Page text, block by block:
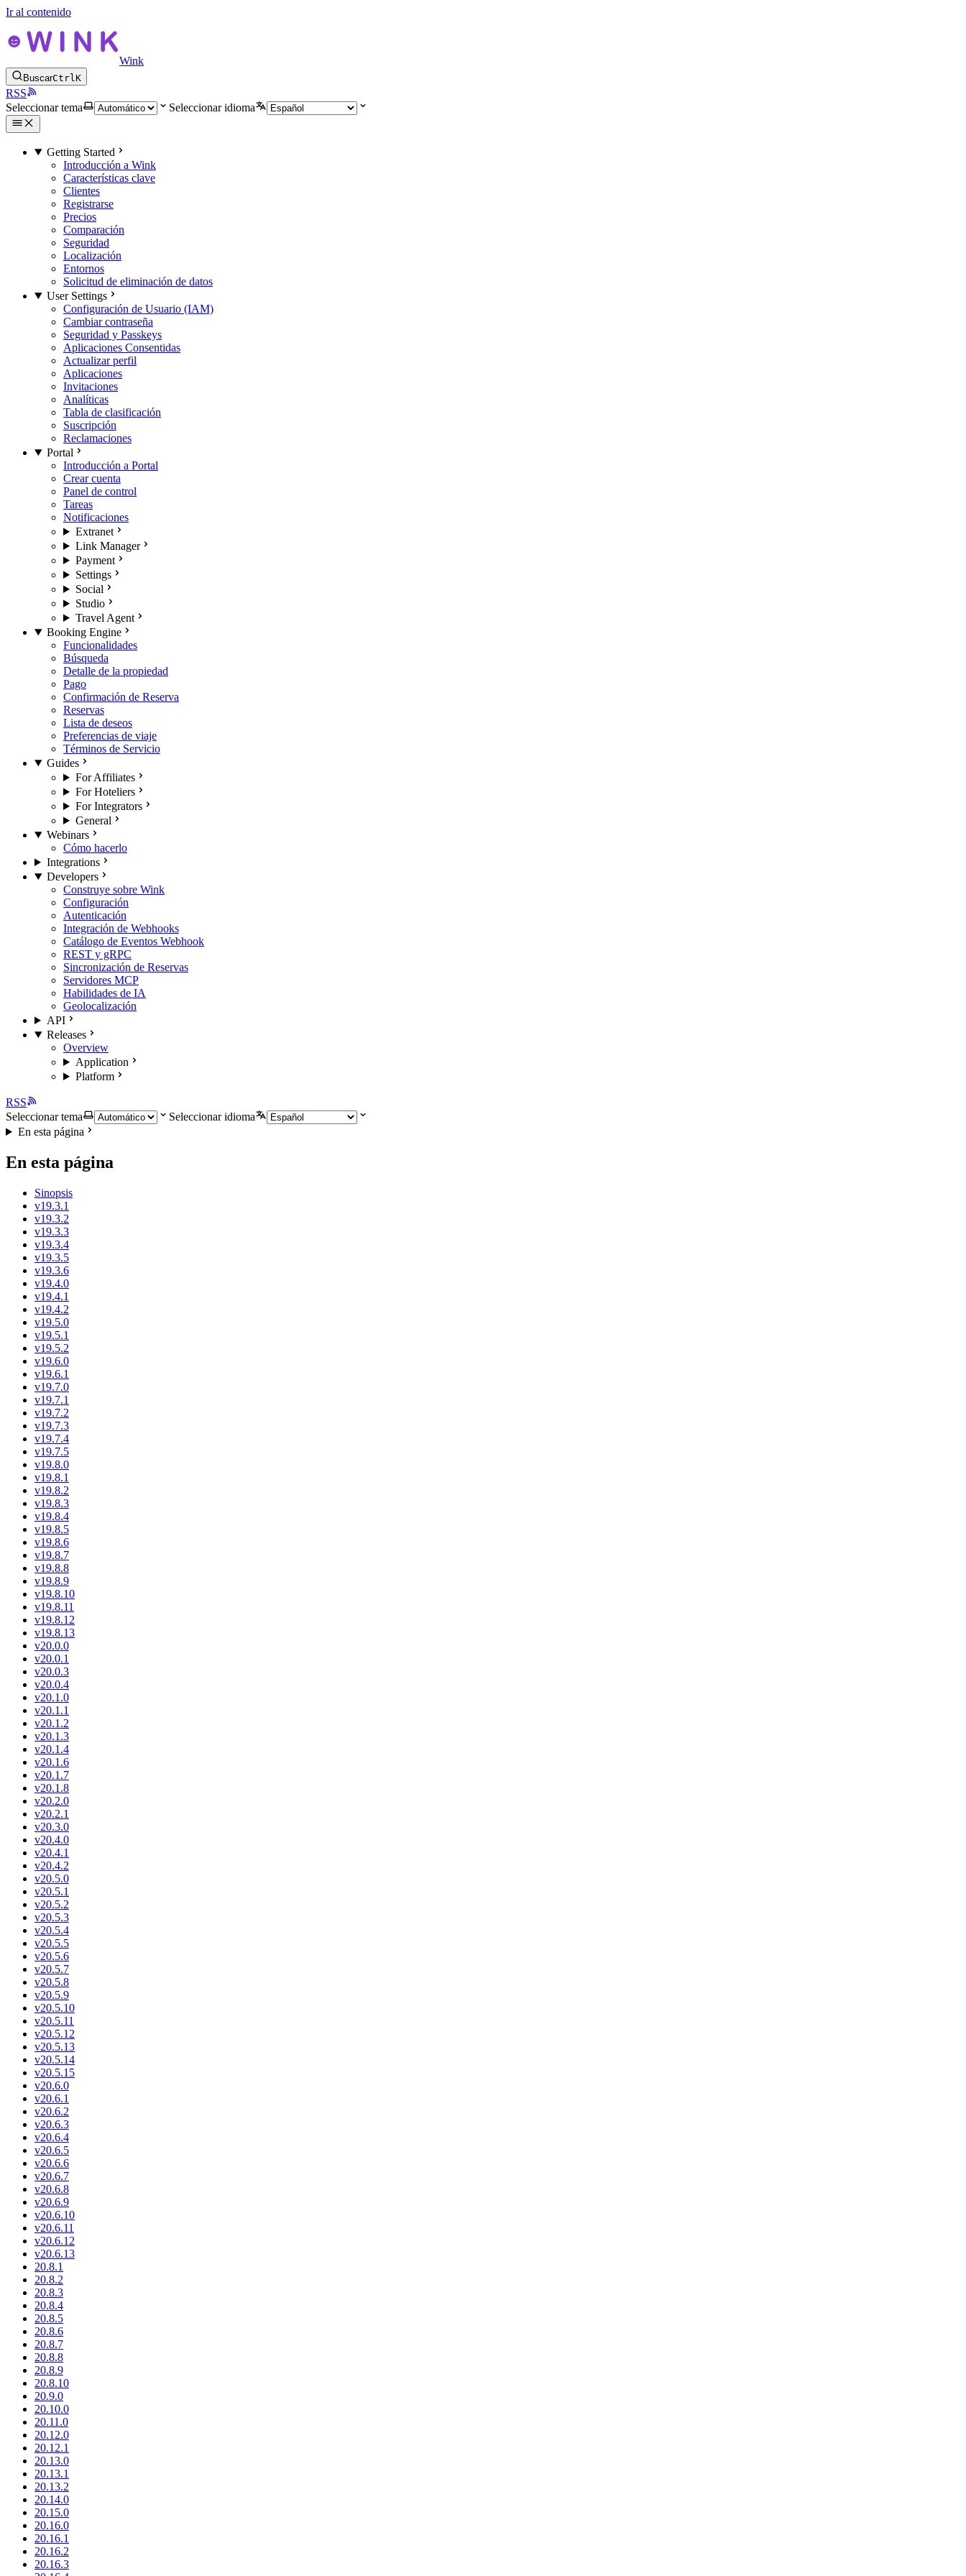
Ir al contenido
Wink
BuscarCtrlK
RSS
Seleccionar tema
Seleccionar idioma
Getting Started
Introducción a Wink
Características clave
Clientes
Registrarse
Precios
Comparación
Seguridad
Localización
Entornos
Solicitud de eliminación de datos
User Settings
Configuración de Usuario (IAM)
Cambiar contraseña
Seguridad y Passkeys
Aplicaciones Consentidas
Actualizar perfil
Aplicaciones
Invitaciones
Analíticas
Tabla de clasificación
Suscripción
Reclamaciones
Portal
Introducción a Portal
Crear cuenta
Panel de control
Tareas
Notificaciones
Extranet
Link Manager
Payment
Settings
Social
Studio
Travel Agent
Booking Engine
Funcionalidades
Búsqueda
Detalle de la propiedad
Pago
Confirmación de Reserva
Reservas
Lista de deseos
Preferencias de viaje
Términos de Servicio
Guides
For Affiliates
For Hoteliers
For Integrators
General
Webinars
Cómo hacerlo
Integrations
Developers
Construye sobre Wink
Configuración
Autenticación
Integración de Webhooks
Catálogo de Eventos Webhook
REST y gRPC
Sincronización de Reservas
Servidores MCP
Habilidades de IA
Geolocalización
API
Releases
Overview
Application
Platform
RSS
Seleccionar tema
Seleccionar idioma
En esta página
En esta página
Sinopsis
v19.3.1
v19.3.2
v19.3.3
v19.3.4
v19.3.5
v19.3.6
v19.4.0
v19.4.1
v19.4.2
v19.5.0
v19.5.1
v19.5.2
v19.6.0
v19.6.1
v19.7.0
v19.7.1
v19.7.2
v19.7.3
v19.7.4
v19.7.5
v19.8.0
v19.8.1
v19.8.2
v19.8.3
v19.8.4
v19.8.5
v19.8.6
v19.8.7
v19.8.8
v19.8.9
v19.8.10
v19.8.11
v19.8.12
v19.8.13
v20.0.0
v20.0.1
v20.0.3
v20.0.4
v20.1.0
v20.1.1
v20.1.2
v20.1.3
v20.1.4
v20.1.6
v20.1.7
v20.1.8
v20.2.0
v20.2.1
v20.3.0
v20.4.0
v20.4.1
v20.4.2
v20.5.0
v20.5.1
v20.5.2
v20.5.3
v20.5.4
v20.5.5
v20.5.6
v20.5.7
v20.5.8
v20.5.9
v20.5.10
v20.5.11
v20.5.12
v20.5.13
v20.5.14
v20.5.15
v20.6.0
v20.6.1
v20.6.2
v20.6.3
v20.6.4
v20.6.5
v20.6.6
v20.6.7
v20.6.8
v20.6.9
v20.6.10
v20.6.11
v20.6.12
v20.6.13
20.8.1
20.8.2
20.8.3
20.8.4
20.8.5
20.8.6
20.8.7
20.8.8
20.8.9
20.8.10
20.9.0
20.10.0
20.11.0
20.12.0
20.12.1
20.13.0
20.13.1
20.13.2
20.14.0
20.15.0
20.16.0
20.16.1
20.16.2
20.16.3